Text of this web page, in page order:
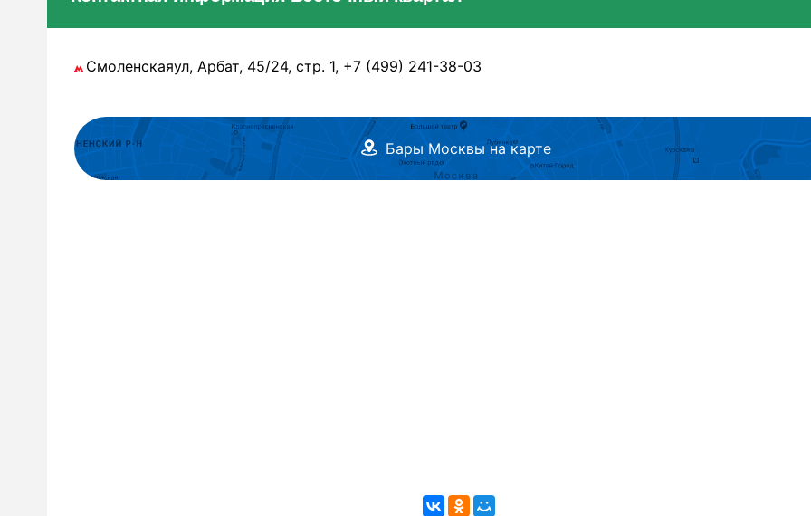
Смоленскаяул, Арбат, 45/24, стр. 1, +7 (499) 241-38-03
Бары Москвы на карте